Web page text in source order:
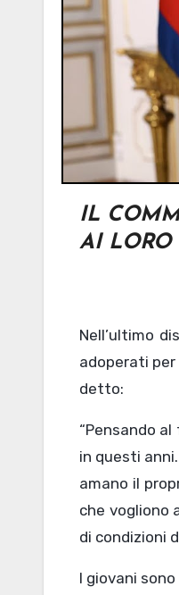
IL
AI LORO
Nell’ultimo
adoperati per
detto:
“Pensando
in questi
amano il
che vogliono
di condizioni
I giovani